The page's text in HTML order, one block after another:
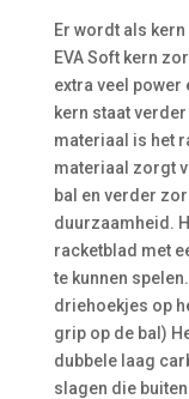
Er wordt als kern
EVA Soft kern
extra veel power
kern staat
materiaal is het
materiaal zorgt
bal en verder
duurzaamheid.
racketblad met
te kunnen
driehoekjes op
grip op de bal)
dubbele laag
slagen die